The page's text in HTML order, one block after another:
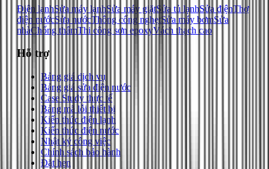
Điện lạnhSửa máy lạnhSửa máy giặtSửa tủ lạnhSửa điệnThợ
điện nướcSửa nướcThông cống nghẹtSửa máy bơmSửa
nhàChống thấmThi công sơn epoxyVách thạch cao
Hỗ trợ
Bảng giá dịch vụ
Bảng giá sửa điện nước
Case Study thực tế
Bảng mã lỗi thiết bị
Kiến thức điện lạnh
Kiến thức điện nước
Nhật ký công việc
Chính sách bảo hành
Đặt hẹn